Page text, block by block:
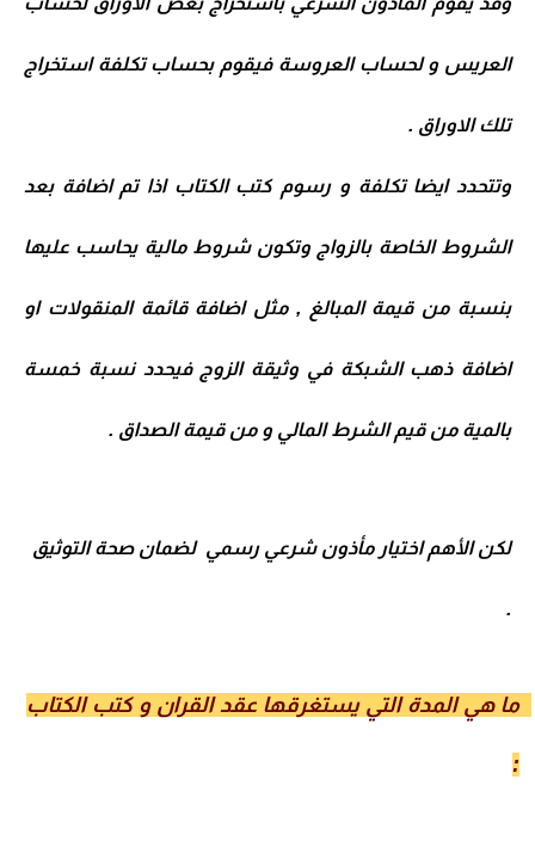
العريس و لحساب العروسة فيقوم بحساب تكلفة استخراج
تلك الاوراق .
وتتحدد ايضا تكلفة و رسوم كتب الكتاب اذا تم اضافة بعد
الشروط الخاصة بالزواج وتكون شروط مالية يحاسب عليها
بنسبة من قيمة المبالغ , مثل اضافة قائمة المنقولات او
اضافة ذهب الشبكة في وثيقة الزوج فيحدد نسبة خمسة
بالمية من قيم الشرط المالي و من قيمة الصداق .
لكن الأهم اختيار مأذون شرعي رسمي لضمان صحة التوثيق
.
: